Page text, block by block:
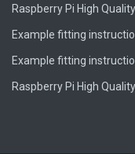
Raspberry Pi High
Example fitting
Example fitting
Raspberry Pi High